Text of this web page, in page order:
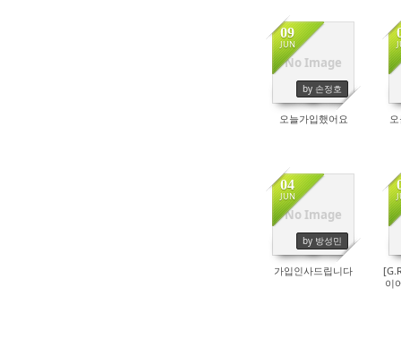
No Image
09
JUN
by 손정호
14136
오늘가입했어요
No Image
04
JUN
by 방성민
14170
가입인사드립니다
이